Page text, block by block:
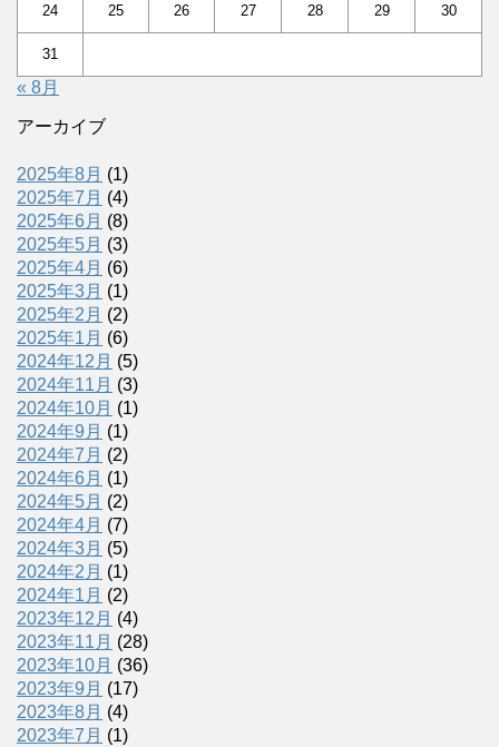
24 25 26 27 28 29 30
31
« 8月
アーカイブ
2025年8月 (1)
2025年7月 (4)
2025年6月 (8)
2025年5月 (3)
2025年4月 (6)
2025年3月 (1)
2025年2月 (2)
2025年1月 (6)
2024年12月 (5)
2024年11月 (3)
2024年10月 (1)
2024年9月 (1)
2024年7月 (2)
2024年6月 (1)
2024年5月 (2)
2024年4月 (7)
2024年3月 (5)
2024年2月 (1)
2024年1月 (2)
2023年12月 (4)
2023年11月 (28)
2023年10月 (36)
2023年9月 (17)
2023年8月 (4)
2023年7月 (1)